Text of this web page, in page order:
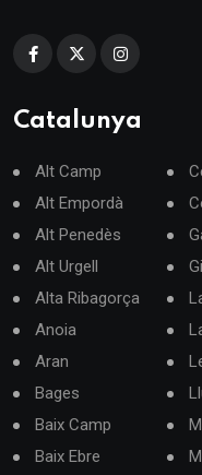
Catalunya
Alt Camp
Alt Empordà
Alt Penedès
Alt Urgell
Alta Ribagorça
Anoia
Aran
Bages
Baix Camp
Baix Ebre